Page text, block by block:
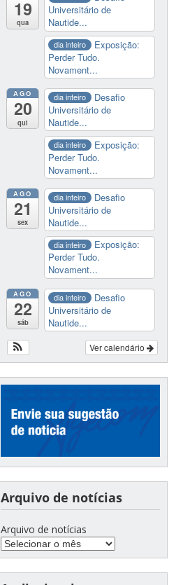
19
qua
Universitário de
Nautide...
dia inteiro
Exposição:
Perder Tudo.
Novament...
AGO
20
qui
dia inteiro
Desafio
Universitário de
Nautide...
dia inteiro
Exposição:
Perder Tudo.
Novament...
AGO
21
sex
dia inteiro
Desafio
Universitário de
Nautide...
dia inteiro
Exposição:
Perder Tudo.
Novament...
AGO
22
sáb
dia inteiro
Desafio
Universitário de
Nautide...
Ver calendário
Arquivo de notícias
Arquivo de notícias